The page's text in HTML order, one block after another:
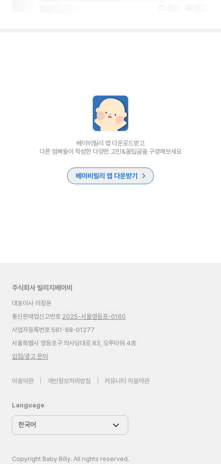
베이비빌리 앱 다운로드받고
다른 엄빠들이 작성한 다양한 고민&꿀팁글을 구경해보세요
베이비빌리 앱 다운받기
주식회사 빌리지베이비
대표이사 이정윤
통신판매업신고번호 2025-서울영등포-0160
사업자등록번호 581-88-01277
서울특별시 영등포구 의사당대로 83, 오투타워 4층
입점/광고 문의
이용약관 개인정보처리방침 커뮤니티 이용약관
Language
Copyright Baby Billy. All rights reserved.